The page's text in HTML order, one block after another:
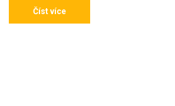
Číst více